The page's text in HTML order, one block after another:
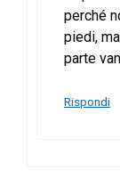
perché
piedi,
parte
Rispondi